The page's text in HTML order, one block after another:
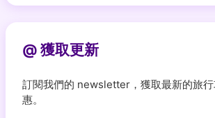
@ 獲取更新
訂閱我們的 newsletter，獲取最新的旅
惠。